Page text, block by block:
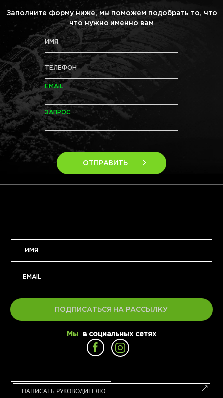
Заполните форму ниже, мы поможем подобрать то, что
что нужно именно вам
ИМЯ
ТЕЛЕФОН
EMAIL
ЗАПРОС
ОТПРАВИТЬ
ПОДПИСАТЬСЯ НА РАССЫЛКУ
Мы в социальных сетях
НАПИСАТЬ РУКОВОДИТЕЛЮ